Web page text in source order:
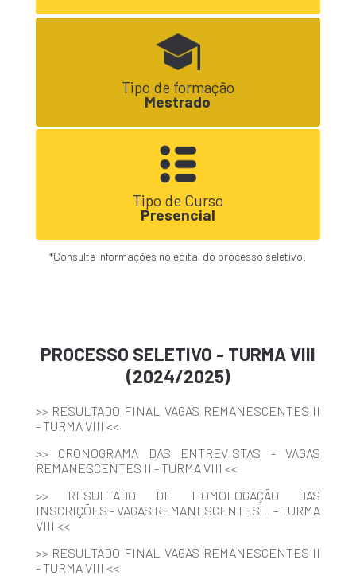
Tipo de formação
Mestrado
Tipo de Curso
Presencial
*Consulte informações no edital do processo seletivo.
PROCESSO SELETIVO - TURMA VIII
(2024/2025)
>> RESULTADO FINAL VAGAS REMANESCENTES II
- TURMA VIII <<
>> CRONOGRAMA DAS ENTREVISTAS - VAGAS
REMANESCENTES II - TURMA VIII <<
>> RESULTADO DE HOMOLOGAÇÃO DAS
INSCRIÇÕES - VAGAS REMANESCENTES II - TURMA
VIII <<
>> RESULTADO FINAL VAGAS REMANESCENTES II
- TURMA VIII <<